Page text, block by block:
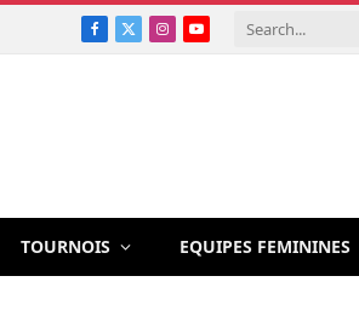
Facebook
X
Instagram
YouTube
TOURNOIS EQUIPES FEMININES